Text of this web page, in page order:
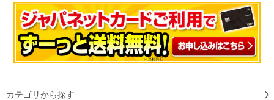
カテゴリから探す